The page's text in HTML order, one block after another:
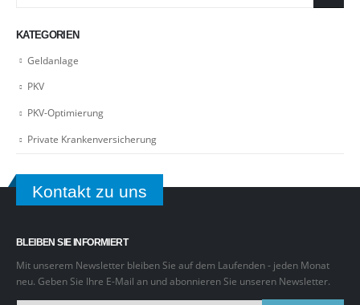
KATEGORIEN
Geldanlage
PKV
PKV-Optimierung
Private Krankenversicherung
Kontakt zu uns
BLEIBEN SIE INFORMIERT
Mit unserem Newsletter bleiben Sie auf dem Laufenden - jeden Monat
neu. Geben Sie Ihre E-Mail an und abonnieren Sie unseren Newsletter.